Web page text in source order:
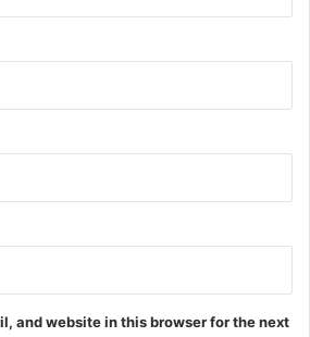
and website in this browser for the next